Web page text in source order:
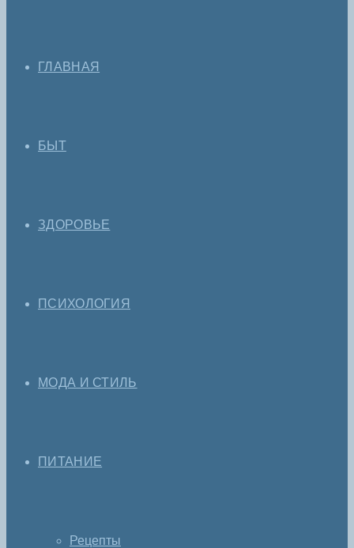
ГЛАВНАЯ
БЫТ
ЗДОРОВЬЕ
ПСИХОЛОГИЯ
МОДА И СТИЛЬ
ПИТАНИЕ
Рецепты